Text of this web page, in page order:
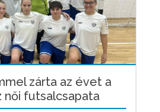
zárta az évet a
női futsalcsapata